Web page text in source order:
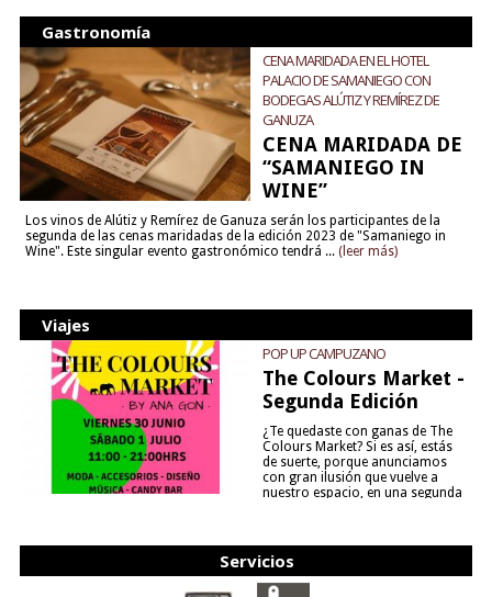
Gastronomía
CENA MARIDADA EN EL HOTEL
PALACIO DE SAMANIEGO CON
BODEGAS ALÚTIZ Y REMÍREZ DE
GANUZA
CENA MARIDADA DE
“SAMANIEGO IN
WINE”
Los vinos de Alútiz y Remírez de Ganuza serán los participantes de la
segunda de las cenas maridadas de la edición 2023 de "Samaniego in
Wine". Este singular evento gastronómico tendrá ... (leer más)
Viajes
POP UP CAMPUZANO
The Colours Market -
Segunda Edición
¿Te quedaste con ganas de The
Colours Market? Si es así, estás
de suerte, porque anunciamos
con gran ilusión que vuelve a
nuestro espacio, en una segunda
Servicios